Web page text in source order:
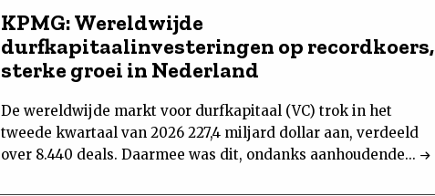
KPMG: Wereldwijde
durfkapitaalinvesteringen op recordkoers,
sterke groei in Nederland
De wereldwijde markt voor durfkapitaal (VC) trok in het
tweede kwartaal van 2026 227,4 miljard dollar aan, verdeeld
over 8.440 deals. Daarmee was dit, ondanks aanhoudende...